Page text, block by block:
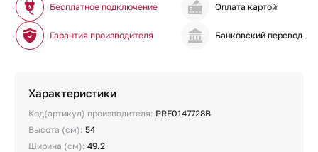
Бесплатное подключение
Гарантия производителя
Оплата картой
Банковский перевод
Характеристики
Код(артикул) производителя: PRF0147728B
Высота (см): 54
Ширина (см): 49.2